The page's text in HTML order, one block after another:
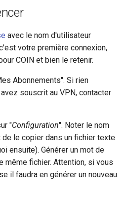
avec le nom d'utilisateur
votre première connexion,
COIN et bien le retenir.
Abonnements". Si rien
souscrit au VPN, contacter
"Configuration". Noter le nom
le copier dans un fichier texte
ensuite). Générer un mot de
même fichier. Attention, si vous
il faudra en générer un nouveau.